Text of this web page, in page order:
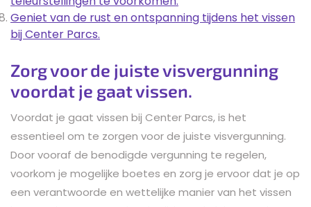
Geniet van de rust en ontspanning tijdens het vissen
bij Center Parcs.
Zorg voor de juiste visvergunning
voordat je gaat vissen.
Voordat je gaat vissen bij Center Parcs, is het
essentieel om te zorgen voor de juiste visvergunning.
Door vooraf de benodigde vergunning te regelen,
voorkom je mogelijke boetes en zorg je ervoor dat je op
een verantwoorde en wettelijke manier van het vissen